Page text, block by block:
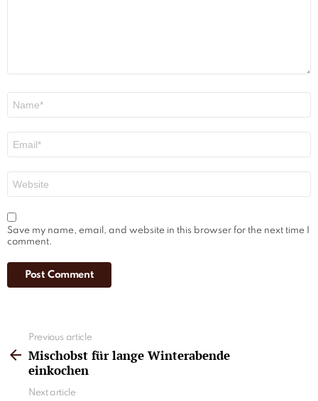
Save my name, email, and website in this browser for the next time I
comment.
more
Previous article
Mischobst für lange Winterabende
einkochen
Next article